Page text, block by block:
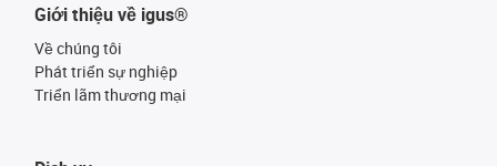
Giới thiệu về igus®
Về chúng tôi
Phát triển sự nghiệp
Triển lãm thương mại